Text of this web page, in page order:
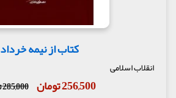
کتاب از نیمه خرداد
انقلاب اسلامی
256,500 تومان 285,000 تومان